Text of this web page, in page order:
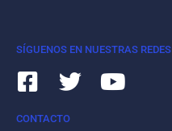
SÍGUENOS EN NUESTRAS REDES
CONTACTO